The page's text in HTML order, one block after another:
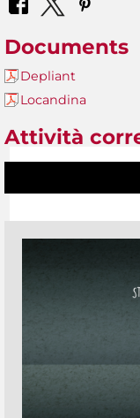
Documents
Depliant
Locandina
Attività